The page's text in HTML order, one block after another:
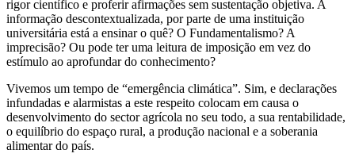
rigor científico e proferir afirmações sem sustentação objetiva. A
informação descontextualizada, por parte de uma instituição
universitária está a ensinar o quê? O Fundamentalismo? A
imprecisão? Ou pode ter uma leitura de imposição em vez do
estímulo ao aprofundar do conhecimento?
Vivemos um tempo de “emergência climática”. Sim, e declarações
infundadas e alarmistas a este respeito colocam em causa o
desenvolvimento do sector agrícola no seu todo, a sua rentabilidade,
o equilíbrio do espaço rural, a produção nacional e a soberania
alimentar do país.